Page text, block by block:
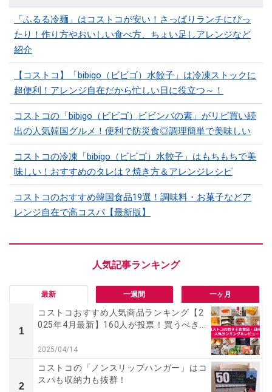
「ふるる冷麺」はコストコが安い！さっぱりランチにぴっ
たり！作り方やおいしい食べ方、ちょい足しアレンジなど
紹介
【コストコ】「bibigo（ビビゴ）水餃子」は冷凍ストックに
超便利！アレンジ自在だから忙しい日に役立つ～！
コストコの「bibigo（ビビゴ）ビビンバの素」がリピ買い続
出の人気韓国グルメ！便利で防災食◎調理簡単で美味しい
コストコの冷凍「bibigo（ビビゴ）水餃子」はもちもちで美
味しい！おすすめのタレは？焼き方＆アレンジレシピ
コストコのおすすめ韓国食品19選！調味料・お菓子などア
レンジ自在で高コスパ【最新版】
最新 一週間 一ヶ月
1
コストコおすすめ人気商品ランキング【2
025年4月最新】160人が投票！買うべき...
2025/04/14
2
コストコの「ノンスリップハンガー」はコ
スパも収納力も抜群！